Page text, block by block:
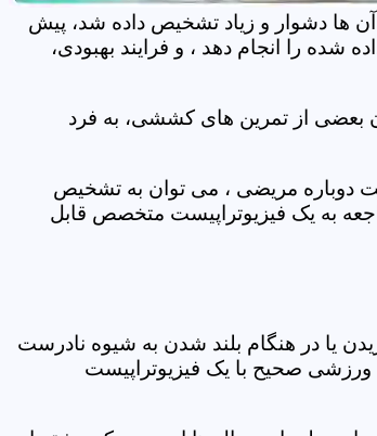
ها دشوار و زیاد تشخیص داده شد، پیش
را انجام دهد ، و فرایند بهبودی،
بعضی از تمرین های کششی، به فرد
دوباره مریضی ، می توان به تشخیص
به یک فیزیوتراپیست متخصص قابل
یا در هنگام بلند شدن به شیوه نادرست
ورزشی صحیح با یک فیزیوتراپیست